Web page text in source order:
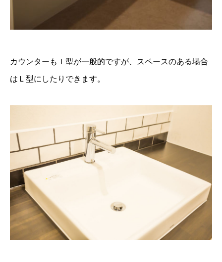
カウンターもＩ型が一般的ですが、スペースのある場合
はＬ型にしたりできます。